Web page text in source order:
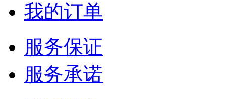
我的订单
服务保证
服务承诺